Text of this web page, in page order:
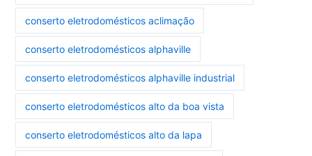
conserto eletrodomésticos aclimação
conserto eletrodomésticos alphaville
conserto eletrodomésticos alphaville industrial
conserto eletrodomésticos alto da boa vista
conserto eletrodomésticos alto da lapa